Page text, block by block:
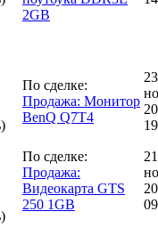
2GB
По сделке:
Продажа: Монитор
BenQ Q7T4
23
По сделке:
Продажа:
Видеокарта GTS
250 1GB
21